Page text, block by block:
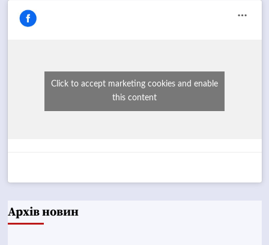
Click to accept marketing cookies and enable
this content
Архів новин